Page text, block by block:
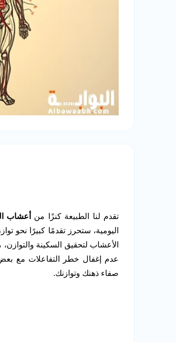
تقدم لنا الطبيعة كنزًا من أعشاب
اليومية، ستحرز تقدمًا كبيرًا نحو
الأعشاب لتحقيق السكينة
عدم إغفال خطر التفاعلات مع
صفاء ذهنك وتوازنك.